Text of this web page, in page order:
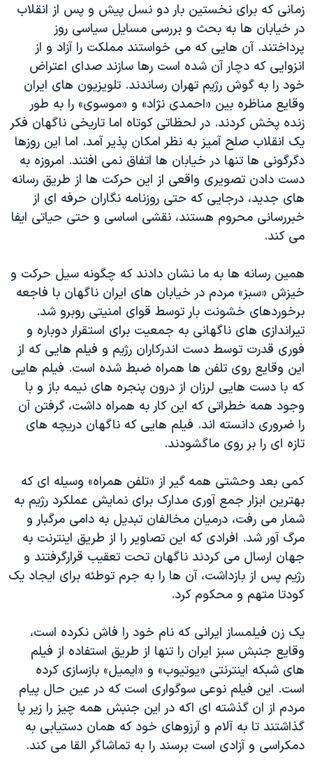
زمانی که برای نخستین بار دو نسل پیش و پس از انقلاب
در خیابان ها به بحث و بررسی مسایل سیاسی روز
پرداختند. آن هایی که می خواستند مملکت را آزاد و از
انزوایی که دچار آن شده است رها سازند صدای اعتراض
خود را به گوش رژیم تهران رساندند. تلویزیون های ایران
وقایع مناظره بین «احمدی نژاد» و «موسوی» را به طور
زنده پخش کردند. در لحظاتی کوتاه اما تاریخی ناگهان فکر
یک انقلاب صلح آمیز به نظر امکان پذیر آمد. اما این روزها
دگرگونی ها تنها در خیابان ها اتفاق نمی افتند. امروزه به
دست دادن تصویری واقعی از این حرکت ها از طریق رسانه
های جدید، درجایی که حتی روزنامه نگاران حرفه ای از
خبررسانی محروم هستند، نقشی اساسی و حتی حیاتی ایفا
می کند.
همین رسانه ها به ما نشان دادند که چگونه سیل حرکت و
خیزش «سبز» مردم در خیابان های ایران ناگهان با فاجعه
برخوردهای خشونت بار توسط قوای امنیتی روبرو شد.
تیراندازی های ناگهانی به جمعیت برای استقرار دوباره و
فوری قدرت توسط دست اندرکاران رژیم و فیلم هایی که از
این وقایع روی تلفن ها همراه ضبط شده است. فیلم هایی
که با دست هایی لرزان از درون پنجره های نیمه باز و با
وجود همه خطراتی که این کار به همراه داشت، گرفتن آن
را ضروری دانسته اند. فیلم هایی که ناگهان دریچه های
تازه ای را بر روی ماگشودند.
کمی بعد وحشتی همه گیر از «تلفن همراه» وسیله ای که
بهترین ابزار جمع آوری مدارک برای نمایش عملکرد رژیم به
شمار می رفت، درمیان مخالفان تبدیل به دامی مرگبار و
مرگ آور شد. افرادی که این تصاویر را از طریق اینترنت به
جهان ارسال می کردند ناگهان تحت تعقیب قرارگرفتند و
رژیم پس از بازداشت، آن ها را به جرم توطئه برای ایجاد یک
کودتا متهم و محکوم کرد.
یک زن فیلمساز ایرانی که نام خود را فاش نکرده است،
وقایع جنبش سبز ایران را تنها از طریق استفاده از فیلم
های شبکه اینترنتی «یوتیوب» و «ایمیل» بازسازی کرده
است. این فیلم نوعی سوگواری است که در عین حال پیام
مردم از ان گذشته ای اکه در این جنبش همه چیز را زیر پا
گذاشتند تا به آلام و آرزوهای خود که همان دستیابی به
دمکراسی و آزادی است برسند را به تماشاگر القا می کند.